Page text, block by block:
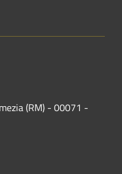
(RM) - 00071 -